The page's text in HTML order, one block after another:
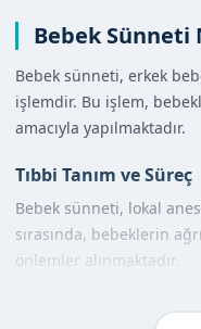
Bebek Sünneti
Bebek sünneti, erkek
işlemdir. Bu işlem,
amacıyla yapılmaktadır.
Tıbbi Tanım ve Süreç
Bebek sünneti, lokal
sırasında, bebeklerin
önlemler alınmaktadır.
Diğer Yöntemlerle